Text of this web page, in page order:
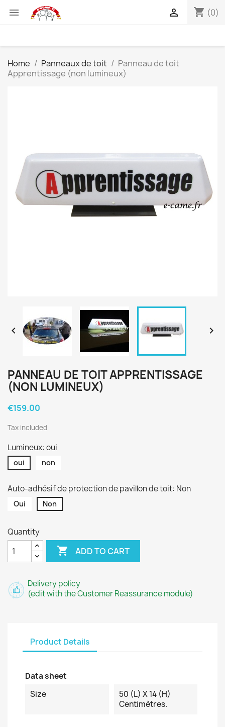
 shopping_cart (0)

Home Panneaux de toit
Panneau de toit
Apprentissage (non lumineux)
 
PANNEAU DE TOIT APPRENTISSAGE
(NON LUMINEUX)
€159.00
Tax included
Lumineux: oui
oui non
Auto-adhésif de protection de pavillon de toit: Non
Oui Non
Quantity
 ADD TO CART
Delivery policy
(edit with the Customer Reassurance module)
Product Details
Data sheet
Size
50 (L) X 14 (H)
Centimètres.